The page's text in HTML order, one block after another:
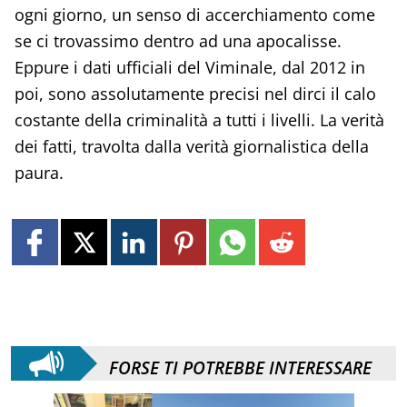
ogni giorno, un senso di accerchiamento come
se ci trovassimo dentro ad una apocalisse.
Eppure i dati ufficiali del Viminale, dal 2012 in
poi, sono assolutamente precisi nel dirci il calo
costante della criminalità a tutti i livelli. La verità
dei fatti, travolta dalla verità giornalistica della
paura.
FORSE TI POTREBBE INTERESSARE